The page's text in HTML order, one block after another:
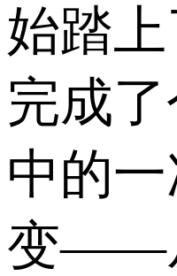
始踏上
完成
中的
变——